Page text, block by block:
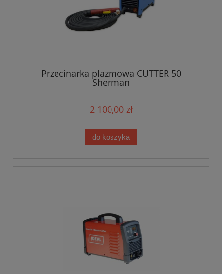
Przecinarka plazmowa CUTTER 50
Sherman
2 100,00 zł
do koszyka